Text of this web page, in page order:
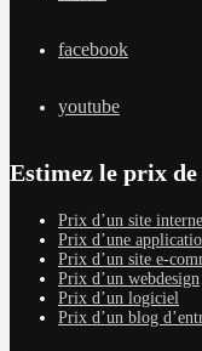
facebook
youtube
Estimez le prix
Prix d’un site
Prix d’une
Prix d’un site e-
Prix d’un webdesign
Prix d’un logiciel
Prix d’un blog